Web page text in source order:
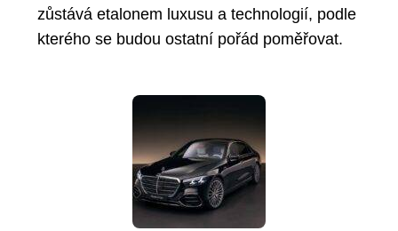
zůstává etalonem luxusu a technologií, podle
kterého se budou ostatní pořád poměřovat.